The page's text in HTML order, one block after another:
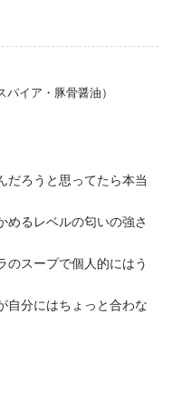
イア・豚骨醤油）
だろうと思ってたら本当
めるレベルの匂いの強さ
のスープで個人的にはう
自分にはちょっと合わな